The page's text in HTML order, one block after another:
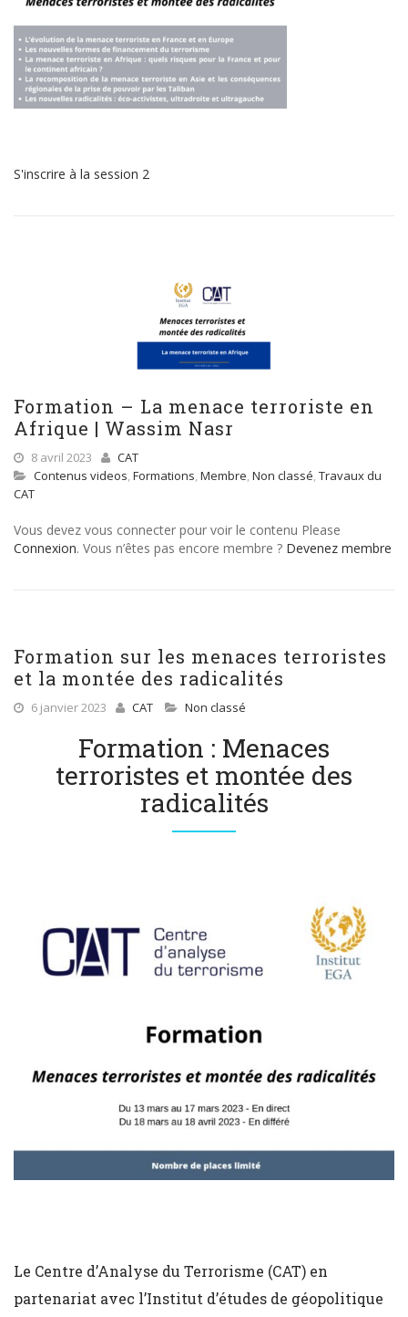
S'inscrire à la session 2
Formation – La menace terroriste en
Afrique | Wassim Nasr
8 avril 2023
CAT
Contenus videos, Formations, Membre, Non classé, Travaux du
CAT
Vous devez vous connecter pour voir le contenu Please
Connexion. Vous n’êtes pas encore membre ? Devenez membre
Formation sur les menaces terroristes
et la montée des radicalités
6 janvier 2023 CAT Non classé
Formation : Menaces
terroristes et montée des
radicalités
Le Centre d’Analyse du Terrorisme (CAT) en
partenariat avec l’Institut d’études de géopolitique